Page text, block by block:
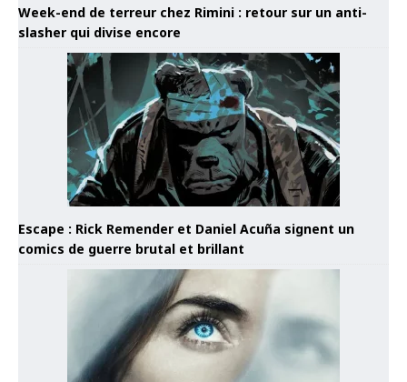
Week-end de terreur chez Rimini : retour sur un anti-
slasher qui divise encore
Escape : Rick Remender et Daniel Acuña signent un
comics de guerre brutal et brillant